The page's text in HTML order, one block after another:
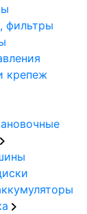
фильтры
крепеж